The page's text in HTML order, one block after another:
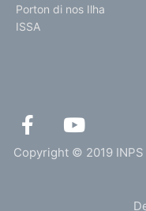
Porton di nos Ilha
ISSA
F
a
c
Y
o
u
Copyright © 2019